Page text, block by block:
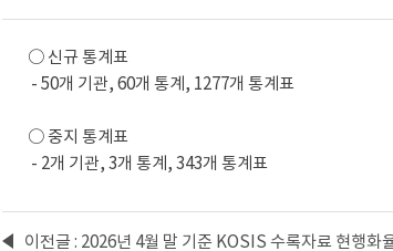
○ 신규 통계표
- 50개 기관, 60개 통계, 1277개 통계표
○ 중지 통계표
- 2개 기관, 3개 통계, 343개 통계표
이전글 : 2026년 4월 말 기준 KOSIS 수록자료 현행화